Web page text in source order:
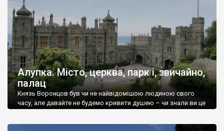
Алупка. Місто, церква, парк і, звичайно,
палац
Князь Воронцов був чи не найвідомішою людиною свого
часу, але давайте не будемо кривити душею – чи знали ви це